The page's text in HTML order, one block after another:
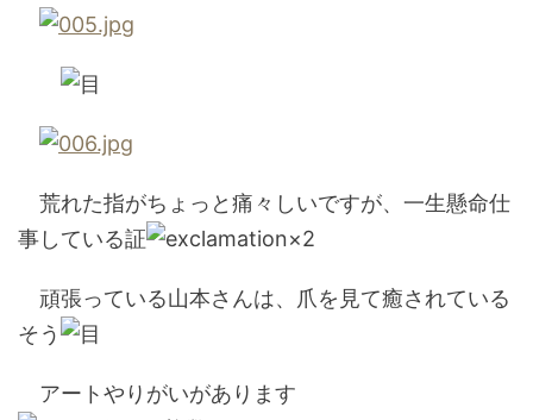
荒れた指がちょっと痛々しいですが、一生懸命仕
事している証
頑張っている山本さんは、爪を見て癒されている
そう
アートやりがいがあります